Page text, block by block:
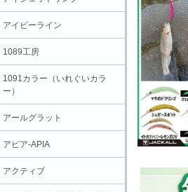
アイビーライン
1089工房
1091カラー（いれぐいカラ
ー）
アールグラット
アピア-APIA
アクティブ